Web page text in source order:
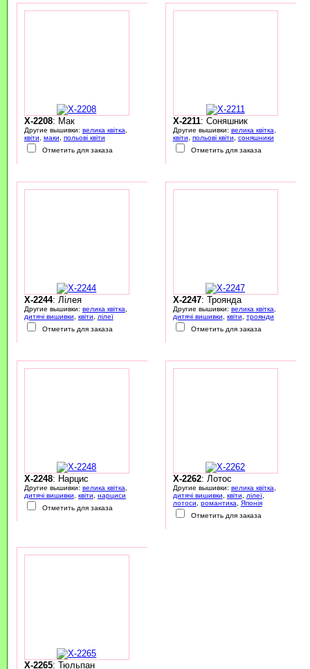
X-2208: Мак
Другие вышивки: велика квітка
квіти
маки
польові квіти
Отметить для заказа
X-2211: Соняшник
Другие вышивки: велика квітка
квіти
польові квіти
соняшники
Отметить для заказа
X-2244: Лілея
Другие вышивки: велика квітка
дитячі вишивки
квіти
лілеї
Отметить для заказа
X-2247: Троянда
Другие вышивки: велика квітка
дитячі вишивки
квіти
троянди
Отметить для заказа
X-2248: Нарцис
Другие вышивки: велика квітка
дитячі вишивки
квіти
нарциси
Отметить для заказа
X-2262: Лотос
Другие вышивки: велика квітка
дитячі вишивки
квіти лілеї,
лотоси
романтика
Японія
Отметить для заказа
X-2265: Тюльпан